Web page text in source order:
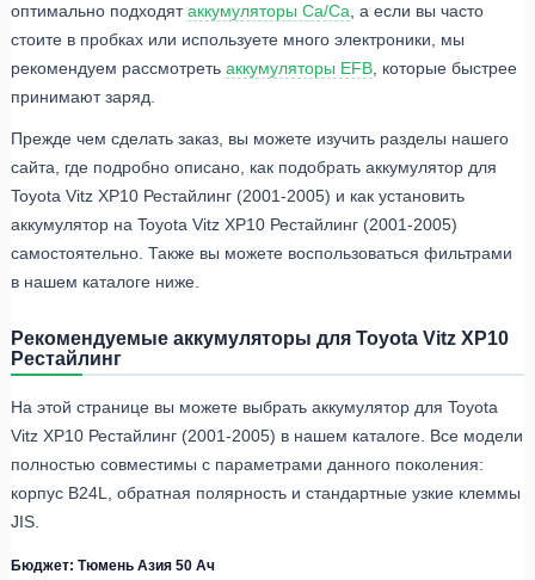
оптимально подходятаккумуляторы Ca/Ca , а если вы часто
стоите в пробках или используете много электроники, мы
рекомендуем рассмотреть аккумуляторы EFB , которые быстрее
принимают заряд.
Прежде чем сделать заказ, вы можете изучить разделы нашего
сайта, где подробно описано, как подобрать аккумулятор для
Toyota Vitz XP10 Рестайлинг (2001-2005) и как установить
аккумулятор на Toyota Vitz XP10 Рестайлинг (2001-2005)
самостоятельно. Также вы можете воспользоваться фильтрами
в нашем каталоге ниже.
Рекомендуемые аккумуляторы для Toyota Vitz XP10
Рестайлинг
На этой странице вы можете выбрать аккумулятор для Toyota
Vitz XP10 Рестайлинг (2001-2005) в нашем каталоге. Все модели
полностью совместимы с параметрами данного поколения:
корпус B24L, обратная полярность и стандартные узкие клеммы
JIS.
Бюджет: Тюмень Азия 50 Ач